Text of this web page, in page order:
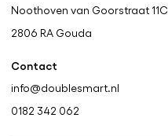
Noothoven van Goorstraat 11C
2806 RA Gouda
Contact
info@doublesmart.nl
0182 342 062